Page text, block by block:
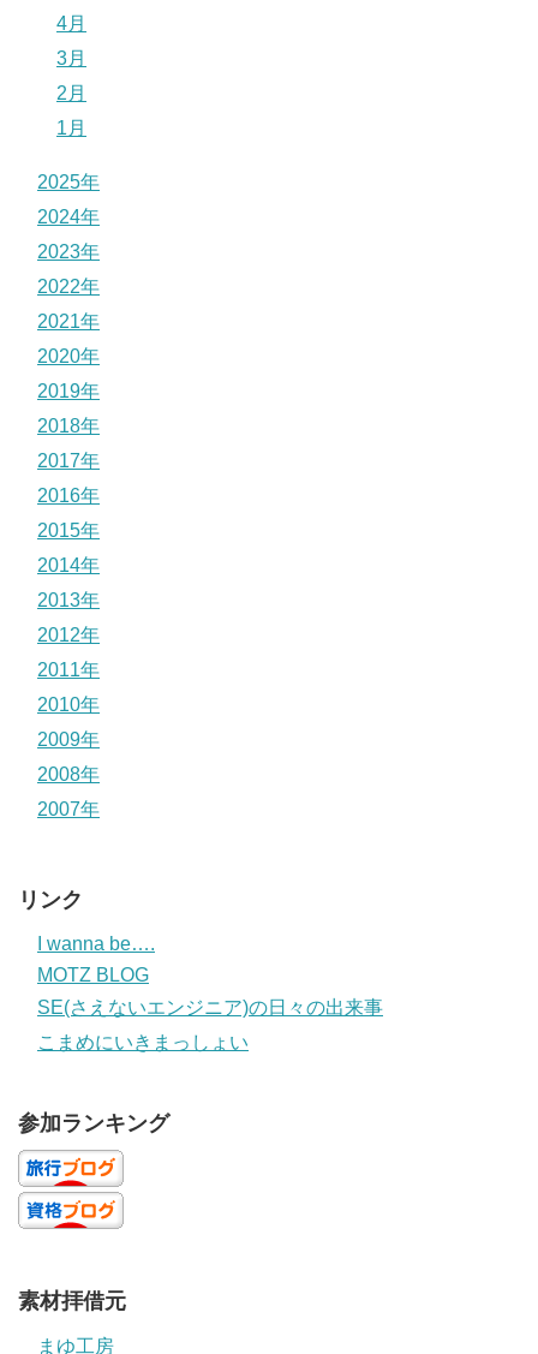
4月
3月
2月
1月
2025年
2024年
2023年
2022年
2021年
2020年
2019年
2018年
2017年
2016年
2015年
2014年
2013年
2012年
2011年
2010年
2009年
2008年
2007年
リンク
I wanna be….
MOTZ BLOG
SE(さえないエンジニア)の日々の出来事
こまめにいきまっしょい
参加ランキング
素材拝借元
まゆ工房